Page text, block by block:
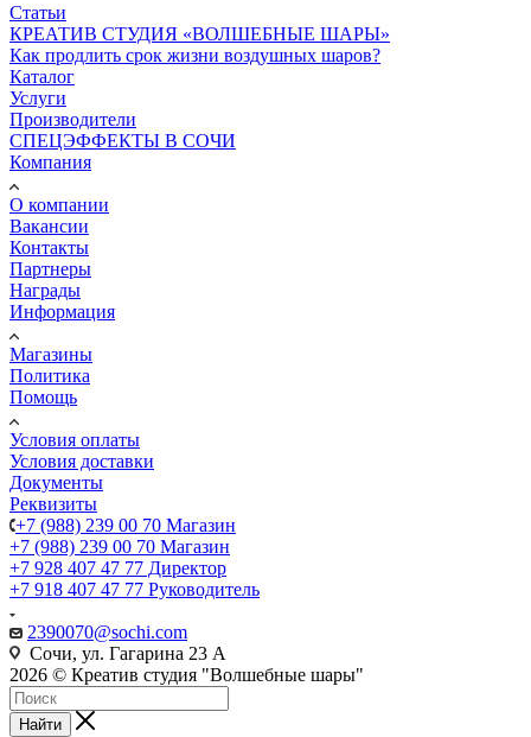
Статьи
КРЕАТИВ СТУДИЯ «ВОЛШЕБНЫЕ ШАРЫ»
Как продлить срок жизни воздушных шаров?
Каталог
Услуги
Производители
СПЕЦЭФФЕКТЫ В СОЧИ
Компания
О компании
Вакансии
Контакты
Партнеры
Награды
Информация
Магазины
Политика
Помощь
Условия оплаты
Условия доставки
Документы
Реквизиты
+7 (988) 239 00 70 Магазин
+7 (988) 239 00 70 Магазин
+7 928 407 47 77 Директор
+7 918 407 47 77 Руководитель
2390070@sochi.com
Сочи, ул. Гагарина 23 А
2026 © Креатив студия "Волшебные шары"
Найти